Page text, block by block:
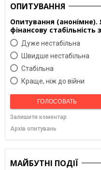
ОПИТУВАННЯ
Опитування (анонімне).
фінансову стабільність
Дуже нестабільна
Швидше нестабільна
Cтабільна
Краще, ніж до війни
ГОЛОСОВАТЬ
Залишити коментар
Архів опитувань
МАЙБУТНІ ПОДІЇ